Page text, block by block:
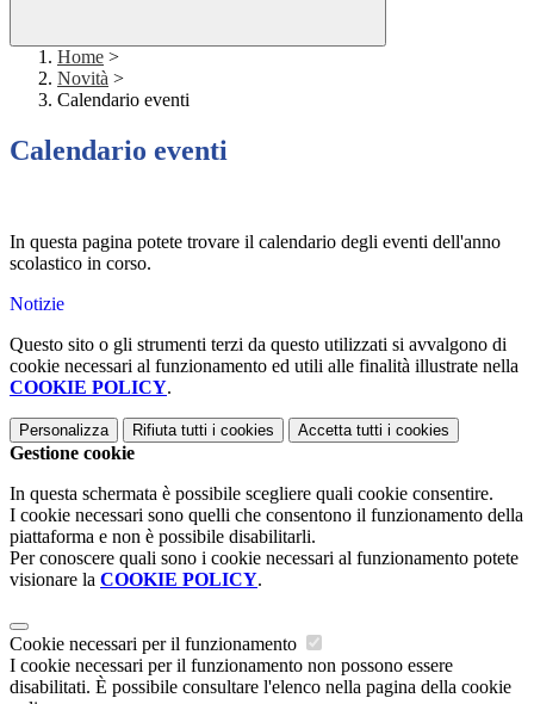
Home >
Novità >
Calendario eventi
Calendario eventi
In questa pagina potete trovare il calendario degli eventi dell'anno
scolastico in corso.
Notizie
Questo sito o gli strumenti terzi da questo utilizzati si avvalgono di
cookie necessari al funzionamento ed utili alle finalità illustrate nella
COOKIE POLICY.
Personalizza Rifiuta tutti i cookies Accetta tutti i cookies
Gestione cookie
In questa schermata è possibile scegliere quali cookie consentire.
I cookie necessari sono quelli che consentono il funzionamento della
piattaforma e non è possibile disabilitarli.
Per conoscere quali sono i cookie necessari al funzionamento potete
visionare la COOKIE POLICY.
Cookie necessari per il funzionamento
I cookie necessari per il funzionamento non possono essere
disabilitati. È possibile consultare l'elenco nella pagina della cookie